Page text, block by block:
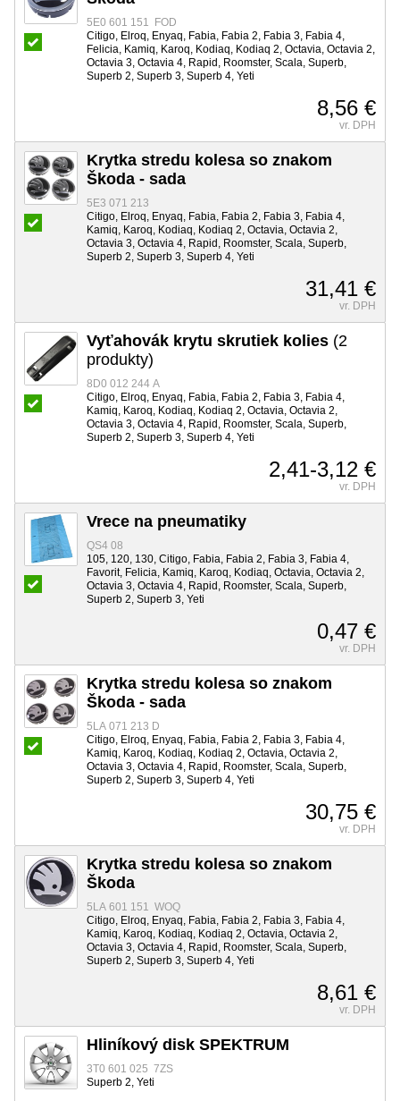
5E0 601 151 FOD
Citigo, Elroq, Enyaq, Fabia, Fabia 2, Fabia 3, Fabia 4,
Felicia, Kamiq, Karoq, Kodiaq, Kodiaq 2, Octavia, Octavia 2,
Octavia 3, Octavia 4, Rapid, Roomster, Scala, Superb,
Superb 2, Superb 3, Superb 4, Yeti
8,56 €
vr. DPH
Krytka stredu kolesa so znakom
Škoda - sada
5E3 071 213
Citigo, Elroq, Enyaq, Fabia, Fabia 2, Fabia 3, Fabia 4,
Kamiq, Karoq, Kodiaq, Kodiaq 2, Octavia, Octavia 2,
Octavia 3, Octavia 4, Rapid, Roomster, Scala, Superb,
Superb 2, Superb 3, Superb 4, Yeti
31,41 €
vr. DPH
Vyťahovák krytu skrutiek kolies (2
produkty)
8D0 012 244 A
Citigo, Elroq, Enyaq, Fabia, Fabia 2, Fabia 3, Fabia 4,
Kamiq, Karoq, Kodiaq, Kodiaq 2, Octavia, Octavia 2,
Octavia 3, Octavia 4, Rapid, Roomster, Scala, Superb,
Superb 2, Superb 3, Superb 4, Yeti
2,41-3,12 €
vr. DPH
Vrece na pneumatiky
QS4 08
105, 120, 130, Citigo, Fabia, Fabia 2, Fabia 3, Fabia 4,
Favorit, Felicia, Kamiq, Karoq, Kodiaq, Octavia, Octavia 2,
Octavia 3, Octavia 4, Rapid, Roomster, Scala, Superb,
Superb 2, Superb 3, Yeti
0,47 €
vr. DPH
Krytka stredu kolesa so znakom
Škoda - sada
5LA 071 213 D
Citigo, Elroq, Enyaq, Fabia, Fabia 2, Fabia 3, Fabia 4,
Kamiq, Karoq, Kodiaq, Kodiaq 2, Octavia, Octavia 2,
Octavia 3, Octavia 4, Rapid, Roomster, Scala, Superb,
Superb 2, Superb 3, Superb 4, Yeti
30,75 €
vr. DPH
Krytka stredu kolesa so znakom
Škoda
5LA 601 151 WOQ
Citigo, Elroq, Enyaq, Fabia, Fabia 2, Fabia 3, Fabia 4,
Kamiq, Karoq, Kodiaq, Kodiaq 2, Octavia, Octavia 2,
Octavia 3, Octavia 4, Rapid, Roomster, Scala, Superb,
Superb 2, Superb 3, Superb 4, Yeti
8,61 €
vr. DPH
Hliníkový disk SPEKTRUM
3T0 601 025 7ZS
Superb 2, Yeti